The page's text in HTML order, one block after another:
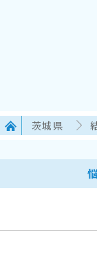
茨城県